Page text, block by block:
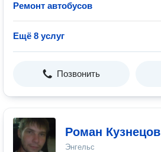
Ремонт автобусов
Ещё 8 услуг
Позвонить
Роман Кузнецов
Энгельс